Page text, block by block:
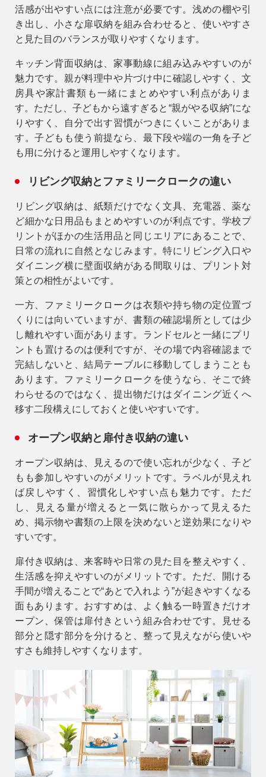
活感が出やすい点には注意が必要です。浅めの棚や引
き出し、小さな扉収納を組み合わせると、使いやすさ
と見た目のバランスが取りやすくなります。
キッチン背面収納は、家事動線に組み込みやすいのが
魅力です。親が料理中や片づけ中に確認しやすく、文
房具や家計書類も一緒にまとめやすい利点がありま
す。ただし、子どもから遠すぎると“親がやる収納”にな
りやすく、自分で出す習慣がつきにくいことがありま
す。子どもも使う前提なら、最下段や端の一角を子ど
も用に分けると運用しやすくなります。
リビング収納とファミリークロークの違い
リビング収納は、紙類だけでなく文具、充電器、薬な
ど細かな日用品もまとめやすいのが利点です。学校プ
リントがほかの生活用品と同じエリアにあることで、
日常の流れに自然となじみます。特にリビング入口や
ダイニング横に壁面収納がある間取りは、プリント対
策との相性がよいです。
一方、 ファミリークローク は衣類や持ち物の定位置づ
くりには向いていますが、書類の確認場所としては少
し離れやすい面があります。ランドセルと一緒にプリ
ントも置けるのは便利ですが、その場で内容確認まで
完結しないと、結局テーブルに移動してしまうことも
あります。ファミリークロークを使うなら、そこで終
わらせるのではなく、提出物だけはダイニング近くへ
移す二段構えにしておくと使いやすいです。
オープン収納と扉付き収納の違い
オープン収納は、見えるので使い忘れが少なく、子ど
もも参加しやすいのがメリットです。ラベルが見えれ
ば戻しやすく、習慣化しやすい点も魅力です。ただ
し、見える量が増えると一気に散らかって見えるた
め、掲示物や書類の上限を決めないと逆効果になりや
すいです。
扉付き収納は、来客時や日常の見た目を整えやすく、
生活感を抑えやすいのがメリットです。ただ、開ける
手間が増えることで“あとで入れよう”が起きやすくなる
面もあります。おすすめは、よく触る一時置きだけオ
ープン、保管は扉付きという組み合わせです。見せる
部分と隠す部分を分けると、整って見えながら使いや
すさも維持しやすくなります。
営業時間 9時〜18時
（定休／水曜日）
注文住宅
0120-70-1212
リフォーム
0120-37-7611
アフターメンテナンス
04-2950-7171
事業用
04-2968-5522